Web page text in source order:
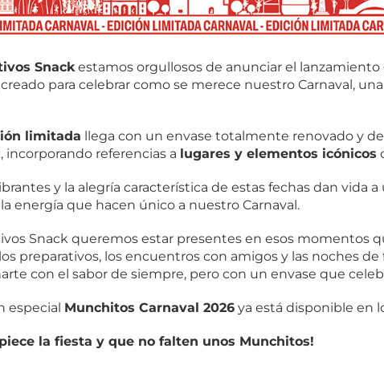
Snack estamos orgullosos de anunciar el
creado para celebrar como se merece nuestro Carnaval,
limitada llega con un envase totalmente renovado y
, incorporando referencias a lugares y elementos icónicos
y la alegría característica de estas fechas dan vida
energía que hacen único a nuestro Carnaval.
Snack queremos estar presentes en esos momentos
preparativos, los encuentros con amigos y las noches de
con el sabor de siempre, pero con un envase que
especial Munchitos Carnaval 2026 ya está disponible en
la fiesta y que no falten unos Munchitos!